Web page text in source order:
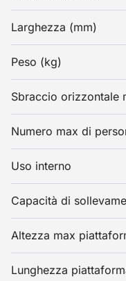
Larghezza (mm)
Peso (kg)
Sbraccio orizzontale
Numero max di
Uso interno
Capacità di
Altezza max
Lunghezza